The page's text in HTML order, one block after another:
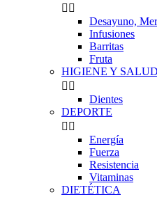
 
Desayuno,
Infusiones
Barritas
Fruta
HIGIENE Y SALUD
 
Dientes
DEPORTE
 
Energía
Fuerza
Resistencia
Vitaminas
DIETÉTICA